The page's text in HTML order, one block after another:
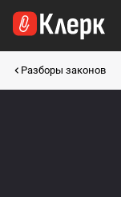
Разборы законов